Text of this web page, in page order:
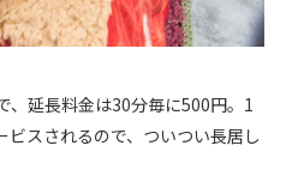
、延長料金は30分毎に500円。1
スされるので、ついつい長居し